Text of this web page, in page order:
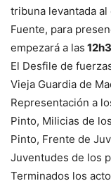
tribuna levantada
Fuente, para
empezará a las
El Desfile de
Vieja Guardia de
Representación a
Pinto, Milicias de
Pinto, Frente de
Juventudes de los
Terminados los